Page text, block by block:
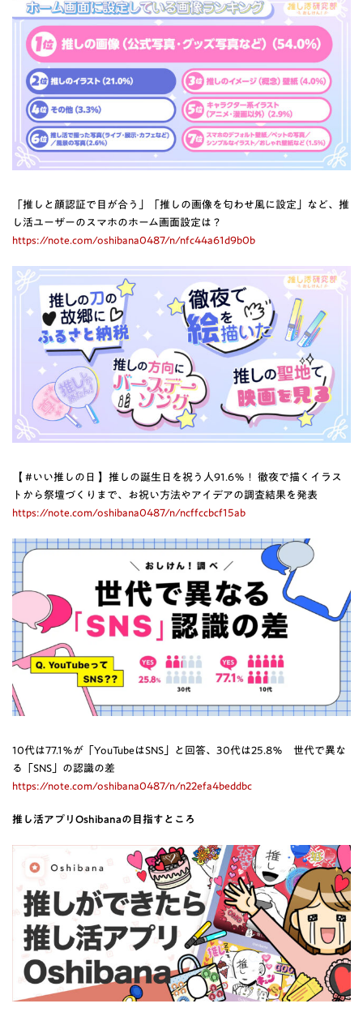
「推しと顔認証で目が合う」「推しの画像を匂わせ風に設定」など、推
し活ユーザーのスマホのホーム画面設定は？
https://note.com/oshibana0487/n/nfc44a61d9b0b
【 #いい推しの日 】推しの誕生日を祝う人91.6％！ 徹夜で描くイラス
トから祭壇づくりまで、お祝い方法やアイデアの調査結果を発表
https://note.com/oshibana0487/n/ncffccbcf15ab
10代は77.1％が「YouTubeはSNS」と回答、30代は25.8％ 世代で異な
る「SNS」の認識の差
https://note.com/oshibana0487/n/n22efa4beddbc
推し活アプリOshibanaの目指すところ